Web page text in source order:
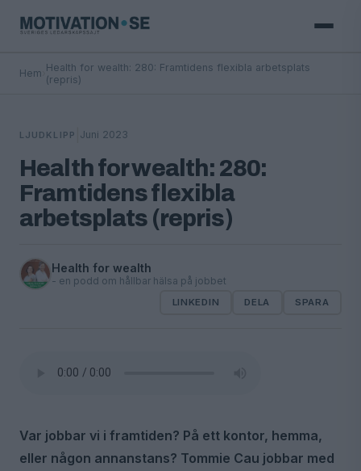
Hem Health for wealth: 280: Framtidens flexibla arbetsplats
(repris)
LJUDKLIPP Juni 2023
Health for wealth: 280:
Framtidens flexibla
arbetsplats (repris)
Health for wealth
- en podd om hållbar hälsa på jobbet
LINKEDIN DELA SPARA
Var jobbar vi i framtiden? På ett kontor, hemma,
eller någon annanstans? Tommie Cau jobbar med